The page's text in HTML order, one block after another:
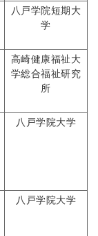
八戸学院短期大
学
高崎健康福祉大
学総合福祉研究
所
八戸学院大学
八戸学院大学